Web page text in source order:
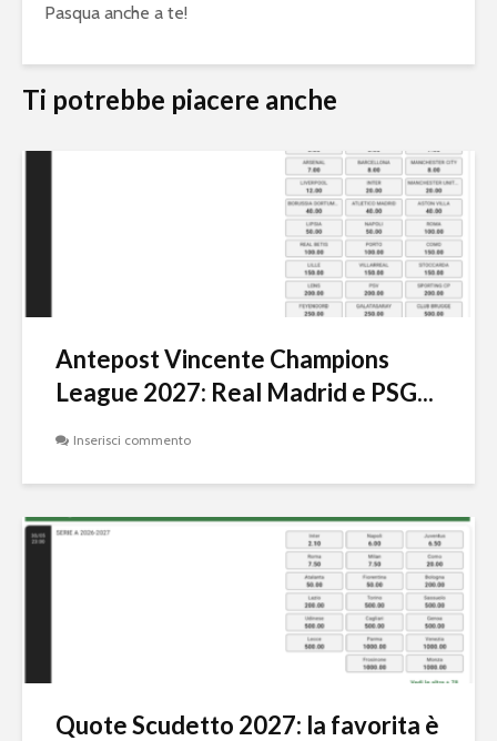
Pasqua anche a te!
Ti potrebbe piacere anche
Antepost Vincente Champions
League 2027: Real Madrid e PSG...
Inserisci commento
Quote Scudetto 2027: la favorita è